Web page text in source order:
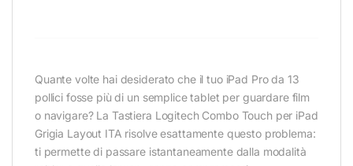
Quante volte hai desiderato che il tuo iPad Pro da 13
pollici fosse più di un semplice tablet per guardare film
o navigare? La Tastiera Logitech Combo Touch per iPad
Grigia Layout ITA risolve esattamente questo problema:
ti permette di passare istantaneamente dalla modalità